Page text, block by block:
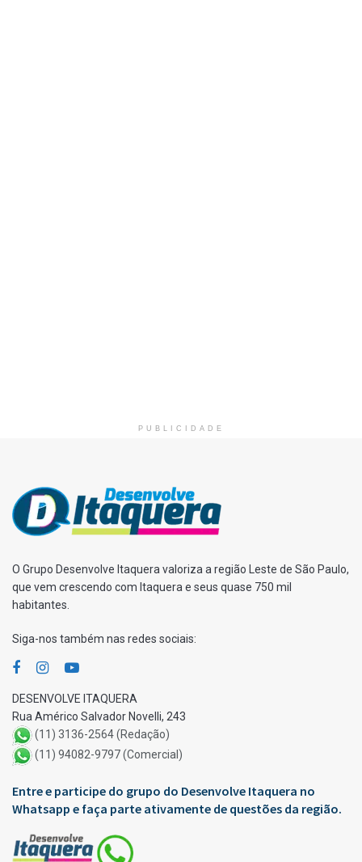
PUBLICIDADE
O Grupo Desenvolve Itaquera valoriza a região Leste de São Paulo,
que vem crescendo com Itaquera e seus quase 750 mil
habitantes.
Siga-nos também nas redes sociais:
DESENVOLVE ITAQUERA
Rua Américo Salvador Novelli, 243
(11) 3136-2564 (Redação)
(11) 94082-9797 (Comercial)
Entre e participe do grupo do Desenvolve Itaquera no
Whatsapp e faça parte ativamente de questões da região.